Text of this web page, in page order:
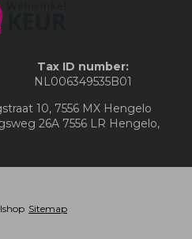
10, 7556 MX Hengelo
26A 7556 LR Hengelo,
Tax ID number:
NL006349535B01
Sitemap